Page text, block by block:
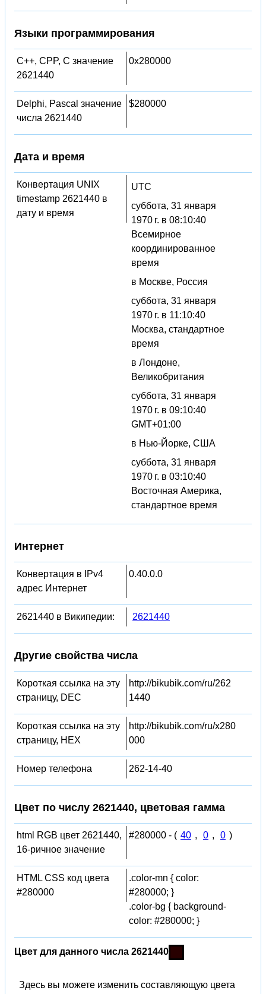
Языки программирования
C++, CPP, C значение
2621440
0x280000
Delphi, Pascal значение
числа 2621440
$280000
Дата и время
Конвертация UNIX
timestamp 2621440 в
дату и время
UTC
суббота, 31 января
1970 г. в 08:10:40
Всемирное
координированное
время
в Москве, Россия
суббота, 31 января
1970 г. в 11:10:40
Москва, стандартное
время
в Лондоне,
Великобритания
суббота, 31 января
1970 г. в 09:10:40
GMT+01:00
в Нью-Йорке, США
суббота, 31 января
1970 г. в 03:10:40
Восточная Америка,
стандартное время
Интернет
Конвертация в IPv4
адрес Интернет
0.40.0.0
2621440 в Википедии: 2621440
Другие свойства числа
Короткая ссылка на эту
страницу, DEC
http://bikubik.com/ru/262
1440
Короткая ссылка на эту
страницу, HEX
http://bikubik.com/ru/x280
000
Номер телефона 262-14-40
Цвет по числу 2621440, цветовая гамма
html RGB цвет 2621440,
16-ричное значение
#280000 - ( 40 , 0 , 0 )
HTML CSS код цвета
#280000
.color-mn { color:
#280000; }
.color-bg { background-
color: #280000; }
Цвет для данного числа 2621440
Здесь вы можете изменить составляющую цвета